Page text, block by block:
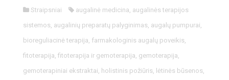
Straipsniai augalinė medicina, augalinės terapijos
sistemos, augalinių preparatų palyginimas, augalų pumpurai,
bioreguliacinė terapija, farmakologinis augalų poveikis,
fitoterapija, fitoterapija ir gemoterapija, gemoterapija,
gemoterapiniai ekstraktai, holistinis požiūris, lėtinės būsenos,